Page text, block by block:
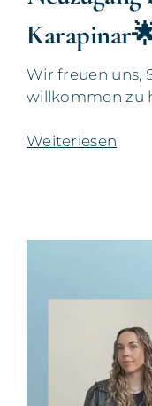
Wir freuen uns,
willkommen zu
Weiterlesen